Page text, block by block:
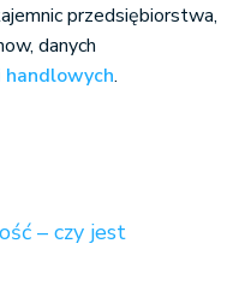
przedsiębiorstwa,
danych
handlowych.
– czy jest